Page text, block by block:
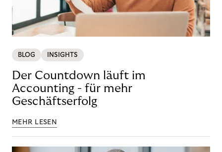
BLOG INSIGHTS
Der Countdown läuft im
Accounting - für mehr
Geschäftserfolg
MEHR LESEN